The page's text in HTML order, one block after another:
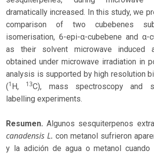
dramatically increased. In this study, we
comparison of two cubebenes
isomerisation, 6-epi-α-cubebene and α-
as their solvent microwave induced
obtained under microwave irradiation in
analysis is supported by high resolution
(1H, 13C), mass spectroscopy and
labelling experiments.
Resumen. Algunos sesquiterpenos
canadensis L. con metanol sufrieron
y la adición de agua o metanol cuando